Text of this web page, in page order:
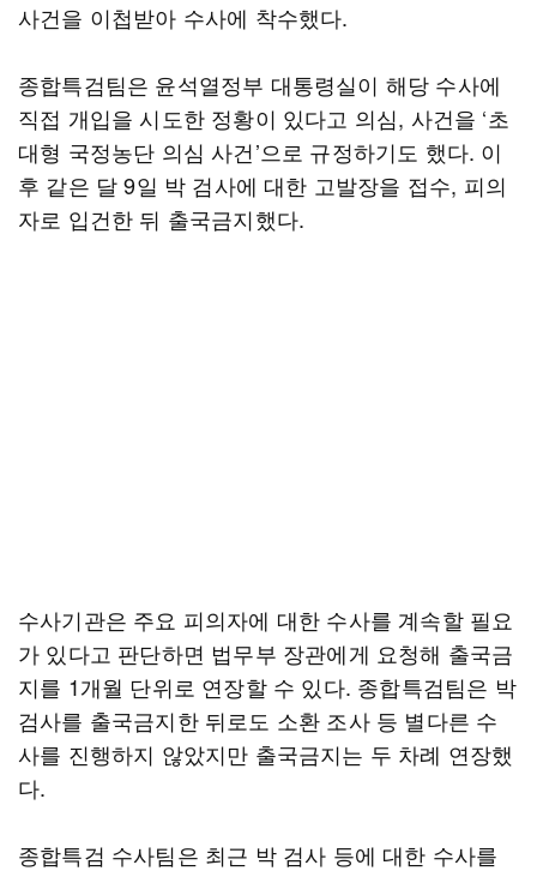
사건을 이첩받아 수사에 착수했다.
종합특검팀은 윤석열정부 대통령실이 해당 수사에
직접 개입을 시도한 정황이 있다고 의심, 사건을 ‘초
대형 국정농단 의심 사건’으로 규정하기도 했다. 이
후 같은 달 9일 박 검사에 대한 고발장을 접수, 피의
자로 입건한 뒤 출국금지했다.
수사기관은 주요 피의자에 대한 수사를 계속할 필요
가 있다고 판단하면 법무부 장관에게 요청해 출국금
지를 1개월 단위로 연장할 수 있다. 종합특검팀은 박
검사를 출국금지한 뒤로도 소환 조사 등 별다른 수
사를 진행하지 않았지만 출국금지는 두 차례 연장했
다.
종합특검 수사팀은 최근 박 검사 등에 대한 수사를